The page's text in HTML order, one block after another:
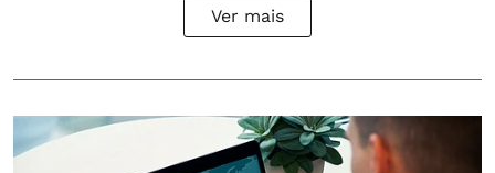
Ver mais